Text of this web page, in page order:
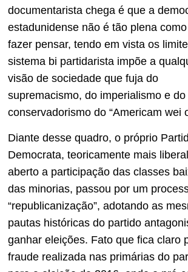
documentarista chega é que a
estadunidense não é tão plena
fazer pensar, tendo em vista os
sistema bi partidarista impõe a
visão de sociedade que fuja do
supremacismo, do imperialismo e do
conservadorismo do “Americam wei
Diante desse quadro, o próprio
Democrata, teoricamente mais
aberto a participação das classes
das minorias, passou por um
“republicanização”, adotando as
pautas históricas do partido
ganhar eleições. Fato que fica claro
fraude realizada nas primárias do